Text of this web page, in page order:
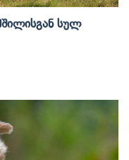
Სულ